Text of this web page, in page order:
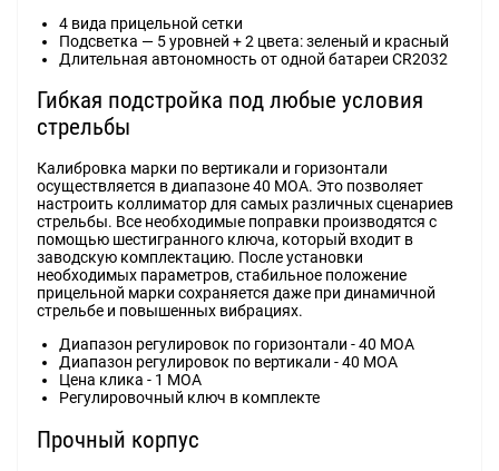
4 вида прицельной сетки
Подсветка — 5 уровней + 2 цвета: зеленый и красный
Длительная автономность от одной батареи CR2032
Гибкая подстройка под любые условия
стрельбы
Калибровка марки по вертикали и горизонтали
осуществляется в диапазоне 40 MOA. Это позволяет
настроить коллиматор для самых различных сценариев
стрельбы. Все необходимые поправки производятся с
помощью шестигранного ключа, который входит в
заводскую комплектацию. После установки
необходимых параметров, стабильное положение
прицельной марки сохраняется даже при динамичной
стрельбе и повышенных вибрациях.
Диапазон регулировок по горизонтали - 40 MOA
Диапазон регулировок по вертикали - 40 MOA
Цена клика - 1 МОА
Регулировочный ключ в комплекте
Прочный корпус